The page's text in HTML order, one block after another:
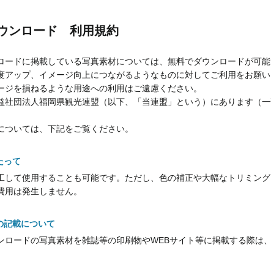
ンロード 利用規約
ードに掲載している写真素材については、無料でダウンロードが可能
アップ、イメージ向上につながるようなものに対してご利用をお願い
ジを損ねるような用途への利用はご遠慮ください。
社団法人福岡県観光連盟（以下、「当連盟」という）にあります（
ついては、下記をご覧ください。
って
して使用することも可能です。ただし、色の補正や大幅なトリミン
は発生しません。
記載について
ロードの写真素材を雑誌等の印刷物やWEBサイト等に掲載する際は